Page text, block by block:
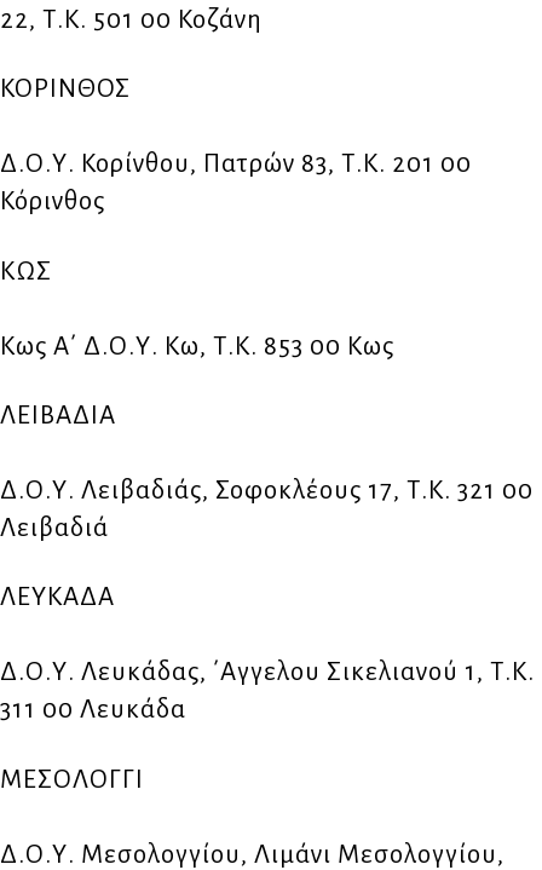
22, Τ.Κ. 501 00 Κοζάνη
ΚΟΡΙΝΘΟΣ
Δ.Ο.Υ. Κορίνθου, Πατρών 83, Τ.Κ. 201 00
Κόρινθος
ΚΩΣ
Κως Α΄ Δ.Ο.Υ. Κω, Τ.Κ. 853 00 Κως
ΛΕΙΒΑΔΙΑ
Δ.Ο.Υ. Λειβαδιάς, Σοφοκλέους 17, Τ.Κ. 321 00
Λειβαδιά
ΛΕΥΚΑΔΑ
Δ.Ο.Υ. Λευκάδας, ΄Αγγελου Σικελιανού 1, Τ.Κ.
311 00 Λευκάδα
ΜΕΣΟΛΟΓΓΙ
Δ.Ο.Υ. Μεσολογγίου, Λιμάνι Μεσολογγίου,